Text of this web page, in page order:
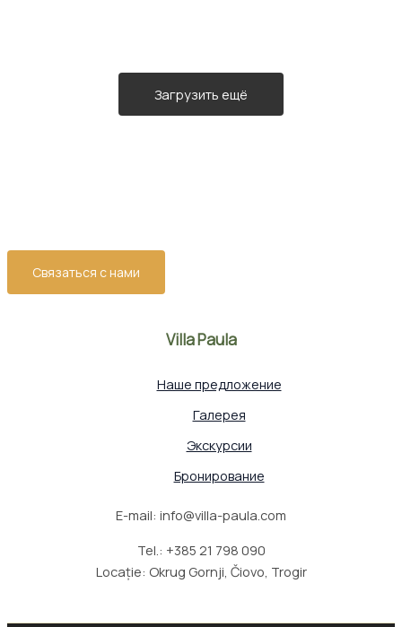
Загрузить ещё
Связаться с нами
Villa Paula
Наше предложение
Галерея
Экскурсии
Бронирование
E-mail: info@villa-paula.com
Tel.: +385 21 798 090
Locație: Okrug Gornji, Čiovo, Trogir